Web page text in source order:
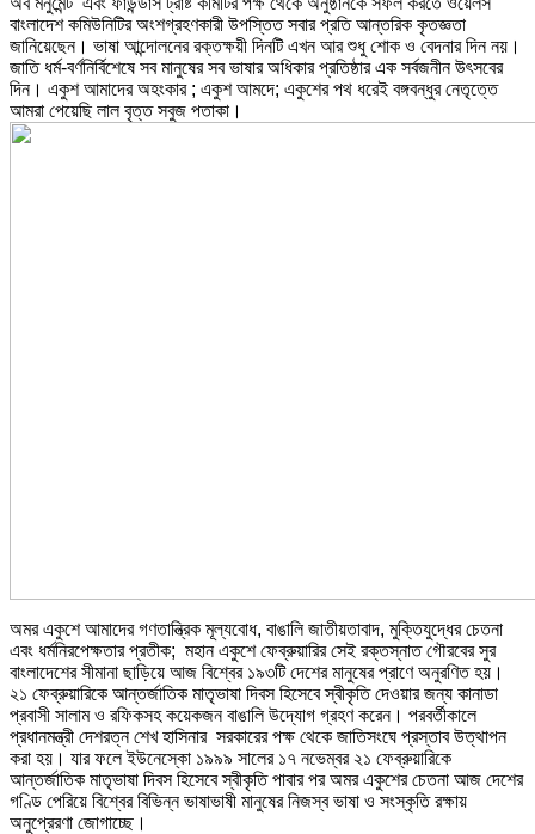
বাংলাদেশ কমিউনিটির অংশগ্রহণকারী উপস্তিত সবার প্রতি আন্তরিক কৃতজ্ঞতা
জানিয়েছেন। ভাষা আন্দোলনের রক্তক্ষয়ী দিনটি এখন আর শুধু শোক ও বেদনার দিন নয়।
জাতি ধর্ম-বর্ণনির্বিশেষে সব মানুষের সব ভাষার অধিকার প্রতিষ্ঠার এক সর্বজনীন উৎসবের
দিন। একুশ আমাদের অহংকার ; একুশ আমদে; একুশের পথ ধরেই বঙ্গবন্ধুর নেতৃত্তে
আমরা পেয়েছি লাল বৃত্ত সবুজ পতাকা।
অমর একুশে আমাদের গণতান্ত্রিক মূল্যবোধ, বাঙালি জাতীয়তাবাদ, মুক্তিযুদ্ধের চেতনা
এবং ধর্মনিরপেক্ষতার প্রতীক; মহান একুশে ফেব্রুয়ারির সেই রক্তস্নাত গৌরবের সুর
বাংলাদেশের সীমানা ছাড়িয়ে আজ বিশ্বের ১৯৩টি দেশের মানুষের প্রাণে অনুরণিত হয়।
২১ ফেব্রুয়ারিকে আন্তর্জাতিক মাতৃভাষা দিবস হিসেবে স্বীকৃতি দেওয়ার জন্য কানাডা
প্রবাসী সালাম ও রফিকসহ কয়েকজন বাঙালি উদ্যোগ গ্রহণ করেন। পরবর্তীকালে
প্রধানমন্ত্রী দেশরত্ন শেখ হাসিনার সরকারের পক্ষ থেকে জাতিসংঘে প্রস্তাব উত্থাপন
করা হয়। যার ফলে ইউনেস্কো ১৯৯৯ সালের ১৭ নভেম্বর ২১ ফেব্রুয়ারিকে
আন্তর্জাতিক মাতৃভাষা দিবস হিসেবে স্বীকৃতি পাবার পর অমর একুশের চেতনা আজ দেশের
গণ্ডি পেরিয়ে বিশ্বের বিভিন্ন ভাষাভাষী মানুষের নিজস্ব ভাষা ও সংস্কৃতি রক্ষায়
অনুপ্রেরণা জোগাচ্ছে।